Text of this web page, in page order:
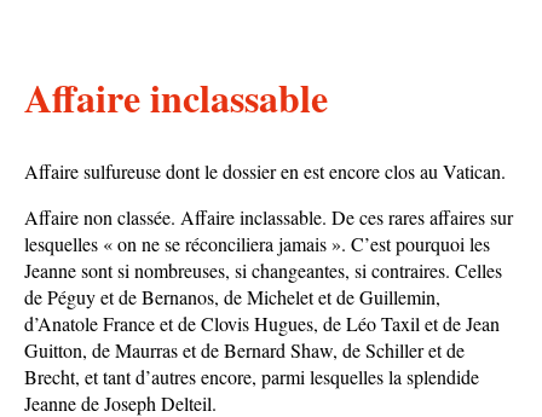
Affaire inclassable
Affaire sulfureuse dont le dossier en est encore clos au Vatican.
Affaire non classée. Affaire inclassable. De ces rares affaires sur
lesquelles « on ne se réconciliera jamais ». C’est pourquoi les
Jeanne sont si nombreuses, si changeantes, si contraires. Celles
de Péguy et de Bernanos, de Michelet et de Guillemin,
d’Anatole France et de Clovis Hugues, de Léo Taxil et de Jean
Guitton, de Maurras et de Bernard Shaw, de Schiller et de
Brecht, et tant d’autres encore, parmi lesquelles la splendide
Jeanne de Joseph Delteil.